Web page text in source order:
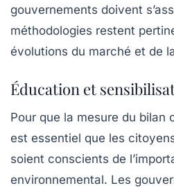
gouvernements doivent
méthodologies restent
évolutions du marché et de
Éducation et
Pour que la mesure du bilan
est essentiel que les
soient conscients de
environnemental. Les